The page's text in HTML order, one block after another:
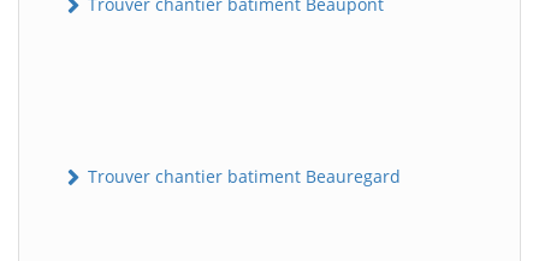
Trouver chantier batiment Beauregard